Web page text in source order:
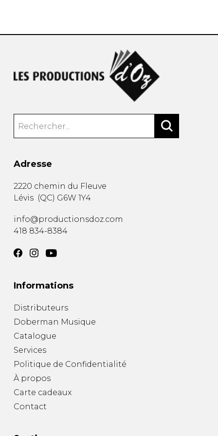
Adresse
2220 chemin du Fleuve
Lévis (QC) G6W 1Y4
info@productionsdoz.com
418 834-8384
Informations
Distributeurs
Doberman Musique
Catalogue
Services
Politique de Confidentialité
À propos
Carte cadeaux
Contact